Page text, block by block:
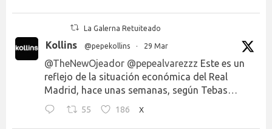
La Galerna Retuiteado
Kollins @pepekollins · 29 Mar
@TheNewOjeador @pepealvarezzz Este es un
reflejo de la situación económica del Real
Madrid, hace unas semanas, según Tebas…
55 186 X